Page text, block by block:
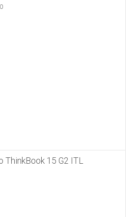
ThinkBook 15 G2 ITL